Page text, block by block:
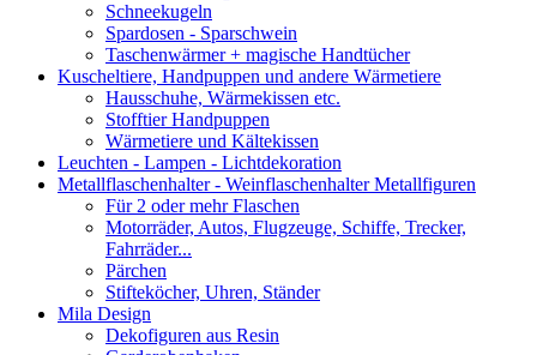
Schneekugeln
Spardosen - Sparschwein
Taschenwärmer + magische Handtücher
Kuscheltiere, Handpuppen und andere Wärmetiere
Hausschuhe, Wärmekissen etc.
Stofftier Handpuppen
Wärmetiere und Kältekissen
Leuchten - Lampen - Lichtdekoration
Metallflaschenhalter - Weinflaschenhalter Metallfiguren
Für 2 oder mehr Flaschen
Motorräder, Autos, Flugzeuge, Schiffe, Trecker,
Fahrräder...
Pärchen
Stifteköcher, Uhren, Ständer
Mila Design
Dekofiguren aus Resin